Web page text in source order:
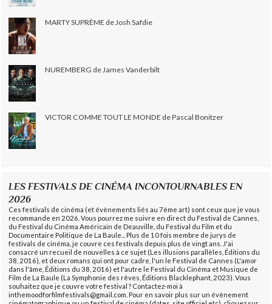
MARTY SUPRÊME de Josh Safdie
NUREMBERG de James Vanderbilt
VICTOR COMME TOUT LE MONDE de Pascal Bonitzer
LES FESTIVALS DE CINÉMA INCONTOURNABLES EN
2026
Ces festivals de cinéma (et évènements liés au 7ème art) sont ceux que je vous
recommande en 2026. Vous pourrez me suivre en direct du Festival de Cannes,
du Festival du Cinéma Américain de Deauville, du Festival du Film et du
Documentaire Politique de La Baule... Plus de 10 fois membre de jurys de
festivals de cinéma, je couvre ces festivals depuis plus de vingt ans. J'ai
consacré un recueil de nouvelles à ce sujet (Les illusions parallèles, Éditions du
38, 2016), et deux romans qui ont pour cadre, l'un le Festival de Cannes (L'amor
dans l'âme, Éditions du 38, 2016) et l'autre le Festival du Cinéma et Musique de
Film de La Baule (La Symphonie des rêves, Éditions Blacklephant, 2023). Vous
souhaitez que je couvre votre festival ? Contactez-moi à
inthemoodforfilmfestivals@gmail.com. Pour en savoir plus sur un évènement